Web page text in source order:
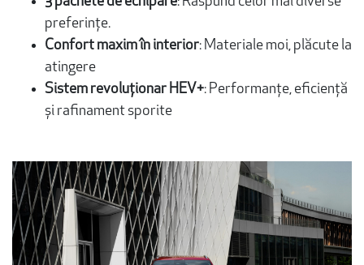
preferințe.
Confort maxim în interior: Materiale moi, plăcute la
atingere
Sistem revoluționar HEV+: Performanțe, eficiență
și rafinament sporite